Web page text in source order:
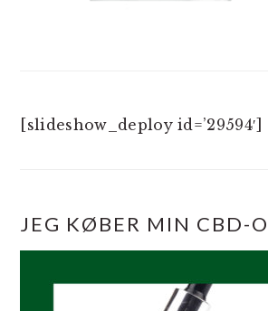
[slideshow_deploy id=’29594′]
JEG KØBER MIN CBD-